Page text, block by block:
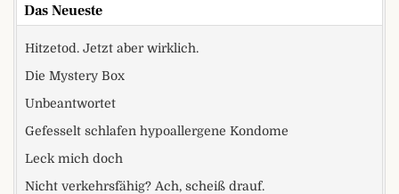
Das Neueste
Hitzetod. Jetzt aber wirklich.
Die Mystery Box
Unbeantwortet
Gefesselt schlafen hypoallergene Kondome
Leck mich doch
Nicht verkehrsfähig? Ach, scheiß drauf.